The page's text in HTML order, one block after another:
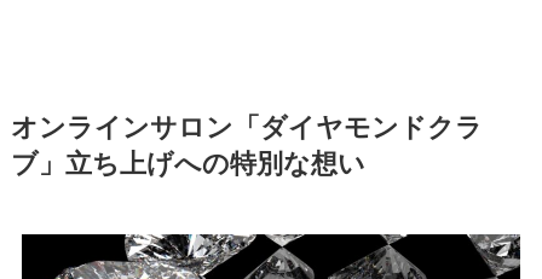
オンラインサロン「ダイヤモンドクラ
ブ」立ち上げへの特別な想い